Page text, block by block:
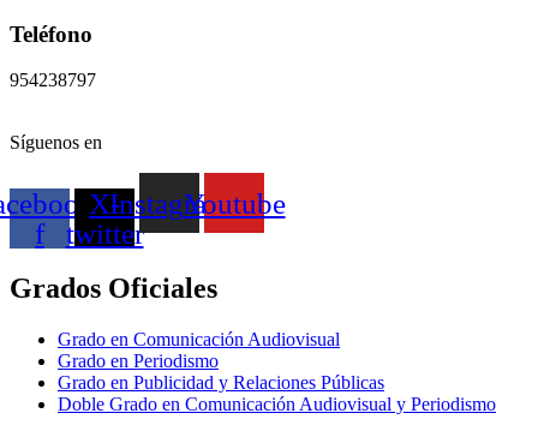
Teléfono
954238797
Síguenos en
f
X-
twitter
InstagramYoutube
Grados Oficiales
Grado en Comunicación Audiovisual
Grado en Periodismo
Grado en Publicidad y Relaciones Públicas
Doble Grado en Comunicación Audiovisual y Periodismo